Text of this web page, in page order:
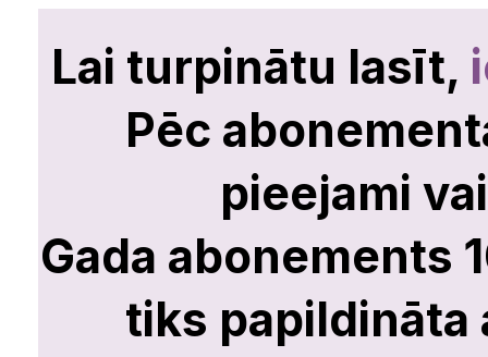
kuras jūtas
pienākumu
jārūpējas par
tievām un
Lai turpinātu lasīt,
Pēc
pieejami
Gada abonements
tiks papildināta